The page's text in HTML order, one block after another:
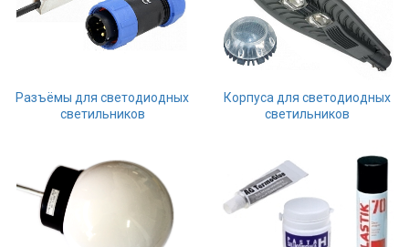
Разъёмы для светодиодных
светильников
Корпуса для светодиодных
светильников